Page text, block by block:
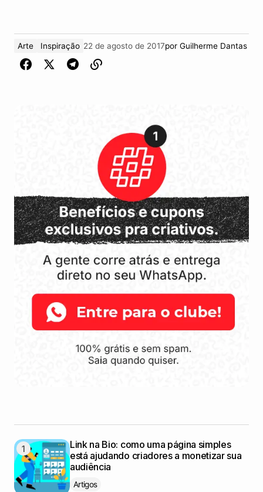
Arte Inspiração 22 de agosto de 2017por Guilherme Dantas
Link na Bio: como uma página simples
está ajudando criadores a monetizar sua
audiência
Artigos